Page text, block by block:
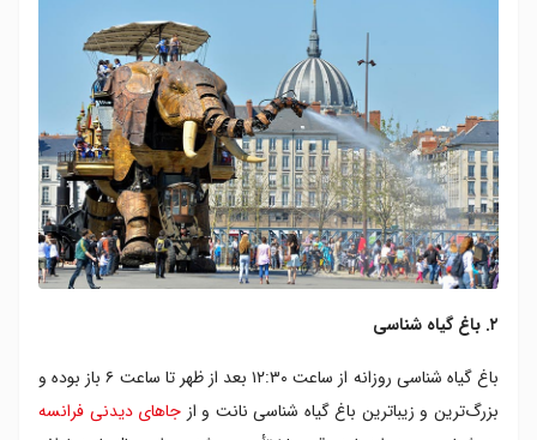
۲. باغ گیاه شناسی
باغ گیاه شناسی روزانه از ساعت ۱۲:۳۰ بعد از ظهر تا ساعت ۶ باز بوده و
بزرگ‌ترین و زیباترین باغ گیاه شناسی نانت و از جاهای دیدنی فرانسه